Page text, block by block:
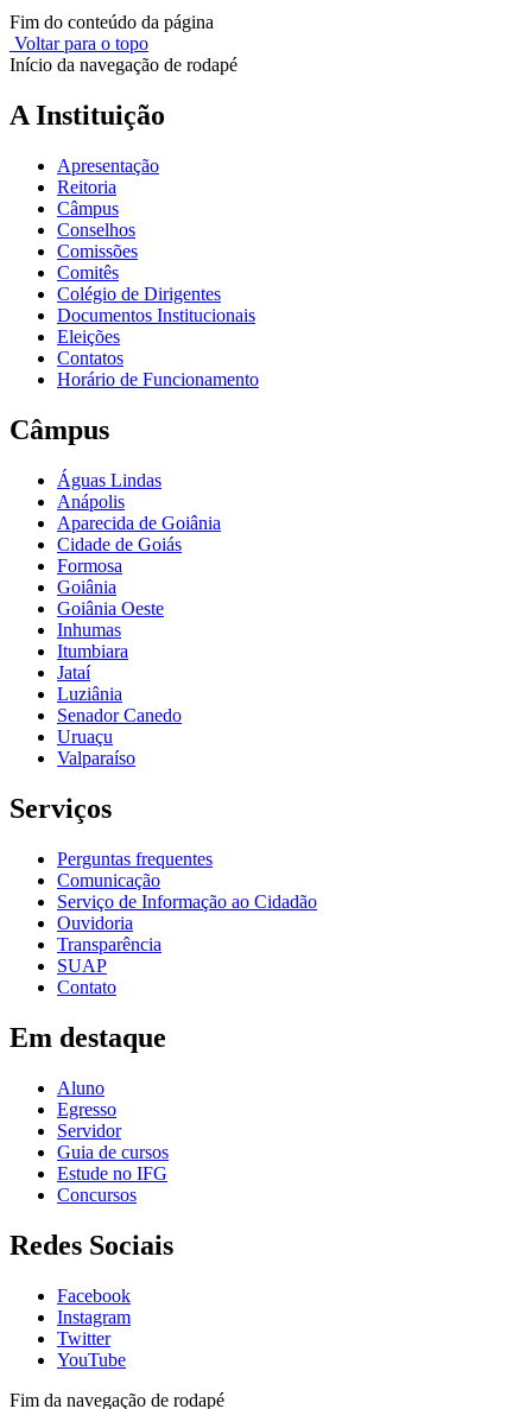
Fim do conteúdo da página
Voltar para o topo
Início da navegação de rodapé
A Instituição
Apresentação
Reitoria
Câmpus
Conselhos
Comissões
Comitês
Colégio de Dirigentes
Documentos Institucionais
Eleições
Contatos
Horário de Funcionamento
Câmpus
Águas Lindas
Anápolis
Aparecida de Goiânia
Cidade de Goiás
Formosa
Goiânia
Goiânia Oeste
Inhumas
Itumbiara
Jataí
Luziânia
Senador Canedo
Uruaçu
Valparaíso
Serviços
Perguntas frequentes
Comunicação
Serviço de Informação ao Cidadão
Ouvidoria
Transparência
SUAP
Contato
Em destaque
Aluno
Egresso
Servidor
Guia de cursos
Estude no IFG
Concursos
Redes Sociais
Facebook
Instagram
Twitter
YouTube
Fim da navegação de rodapé